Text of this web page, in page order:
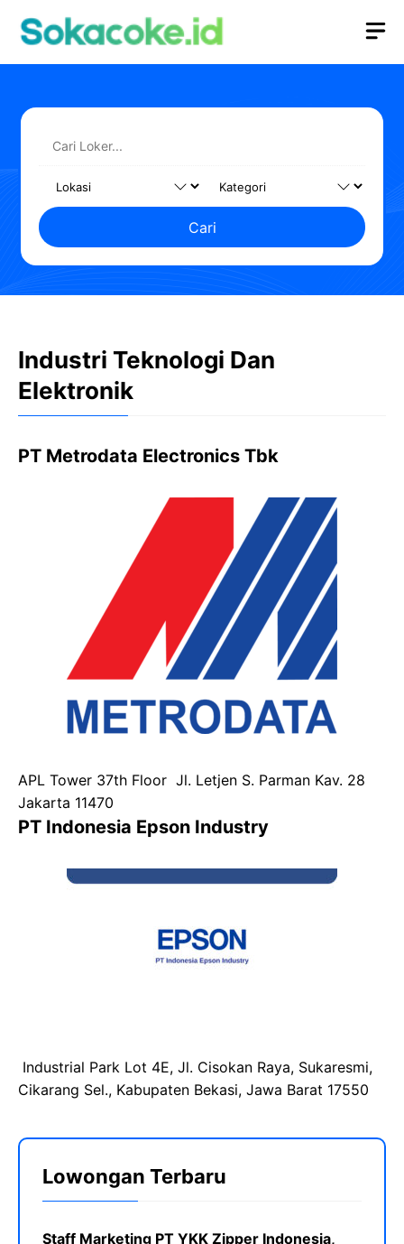
Cari
Industri Teknologi Dan
Elektronik
PT Metrodata Electronics Tbk
APL Tower 37th Floor Jl. Letjen S. Parman Kav. 28
Jakarta 11470
PT Indonesia Epson Industry
Industrial Park Lot 4E, Jl. Cisokan Raya, Sukaresmi,
Cikarang Sel., Kabupaten Bekasi, Jawa Barat 17550
Lowongan Terbaru
Staff Marketing PT YKK Zipper Indonesia,